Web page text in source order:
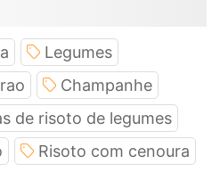
Legumes
Champanhe
de risoto de legumes
Risoto com cenoura